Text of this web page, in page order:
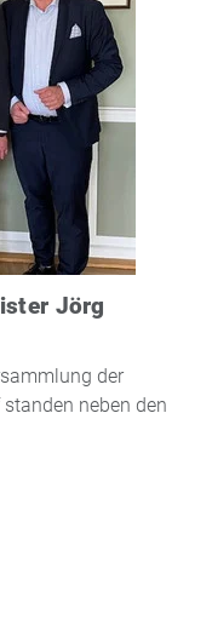
Jörg
der
neben den